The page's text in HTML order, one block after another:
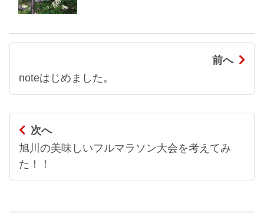
前へ
noteはじめました。
次へ
旭川の美味しいフルマラソン大会を考えてみ
た！！